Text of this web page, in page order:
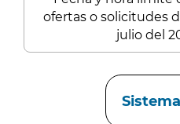
ofertas o solicitudes
julio del